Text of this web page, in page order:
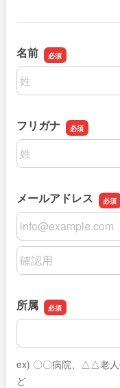
名前
名前の姓
フリガナ
名前の姓
メールアドレス
メールアドレス
メールアドレスの確
所属
所属
ex) 〇〇病院、△△老人
ど